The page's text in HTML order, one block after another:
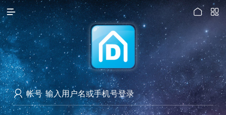

访问电脑版
 

 帐号